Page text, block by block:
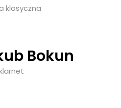
klasyczna
Bokun